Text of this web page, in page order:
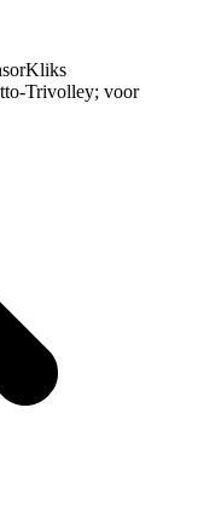
Trivolley; voor